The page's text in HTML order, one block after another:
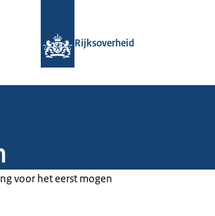
Rijksoverheid
voor het eerst mogen